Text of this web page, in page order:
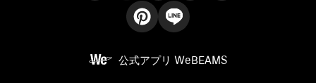
公式アプリ WeBEAMS